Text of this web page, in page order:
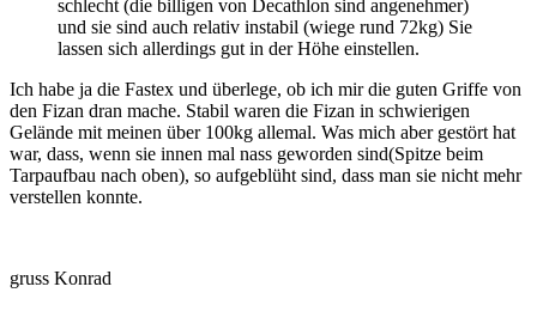
schlecht (die billigen von Decathlon sind angenehmer)
und sie sind auch relativ instabil (wiege rund 72kg) Sie
lassen sich allerdings gut in der Höhe einstellen.
Ich habe ja die Fastex und überlege, ob ich mir die guten Griffe von
den Fizan dran mache. Stabil waren die Fizan in schwierigen
Gelände mit meinen über 100kg allemal. Was mich aber gestört hat
war, dass, wenn sie innen mal nass geworden sind(Spitze beim
Tarpaufbau nach oben), so aufgeblüht sind, dass man sie nicht mehr
verstellen konnte.
gruss Konrad